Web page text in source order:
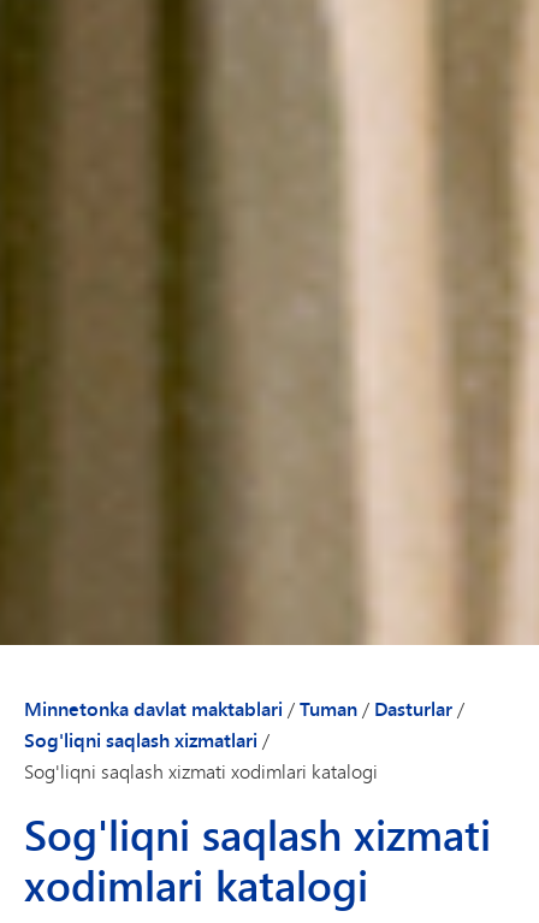
Minnetonka davlat maktablari /Tuman/ Dasturlar/
Sog'liqni saqlash xizmatlari /
Sog'liqni saqlash xizmati xodimlari katalogi
Sog'liqni saqlash xizmati
xodimlari katalogi